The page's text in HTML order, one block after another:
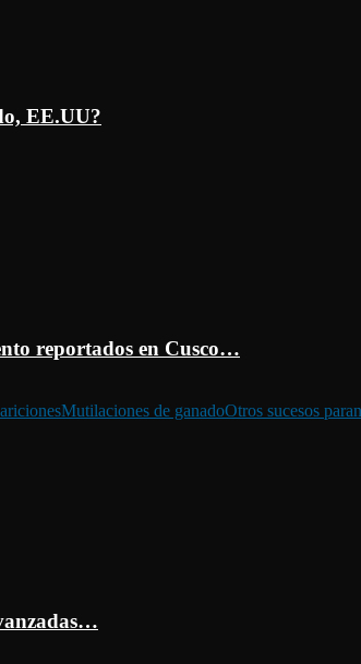
EE.UU?
reportados en Cusco…
Mutilaciones de ganadoOtros sucesos